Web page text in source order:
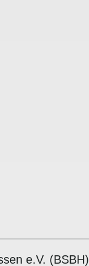
e.V. (BSBH)